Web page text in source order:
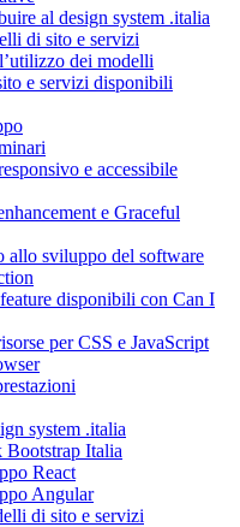
al design system .italia
di sito e servizi
dei modelli
e servizi disponibili
e accessibile
e Graceful
allo sviluppo del software
disponibili con Can I
per CSS e JavaScript
system .italia
Italia
React
Angular
di sito e servizi